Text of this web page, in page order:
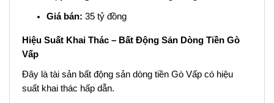
Giá bán: 35 tỷ đồng
Hiệu Suất Khai Thác – Bất Động Sản Dòng Tiền Gò
Vấp
Đây là tài sản bất động sản dòng tiền Gò Vấp có hiệu
suất khai thác hấp dẫn.